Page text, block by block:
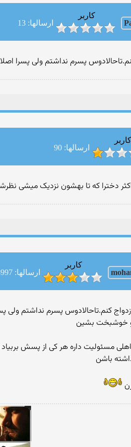
کاربر
ارسالها: 13
پسرم نداشتم ولی پسرا
کاربر
ارسالها: 90
اکثر دخترا که تا بهشون نزدیک میشی
کاربر
ارسالها: 3997
و خوشبخت بشین
متاهلی مسئولیت داره هر کی از پسش
باشن